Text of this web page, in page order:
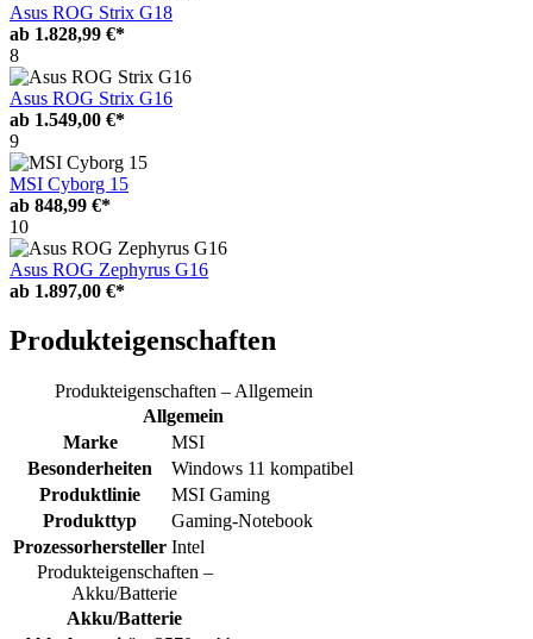
Asus ROG Strix G18
ab 1.828,99 €*
8
Asus ROG Strix G16
ab 1.549,00 €*
9
MSI Cyborg 15
ab 848,99 €*
10
Asus ROG Zephyrus G16
ab 1.897,00 €*
Produkteigenschaften
Produkteigenschaften – Allgemein
Allgemein
Marke
MSI
Besonderheiten
Windows 11 kompatibel
Produktlinie
MSI Gaming
Produkttyp
Gaming-Notebook
Prozessorhersteller Intel
Produkteigenschaften –
Akku/Batterie
Akku/Batterie